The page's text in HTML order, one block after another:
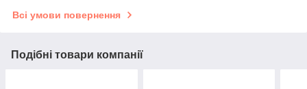
Всі умови повернення
Подібні товари компанії